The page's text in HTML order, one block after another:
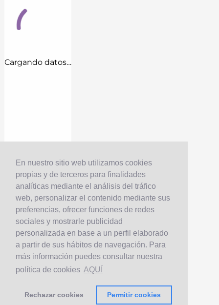
En nuestro sitio web utilizamos cookies
propias y de terceros para finalidades
analíticas mediante el análisis del tráfico
web, personalizar el contenido mediante sus
preferencias, ofrecer funciones de redes
sociales y mostrarle publicidad
personalizada en base a un perfil elaborado
a partir de sus hábitos de navegación. Para
más información puedes consultar nuestra
política de cookies AQUÍ
Rechazar cookies Permitir cookies
Cargando datos…